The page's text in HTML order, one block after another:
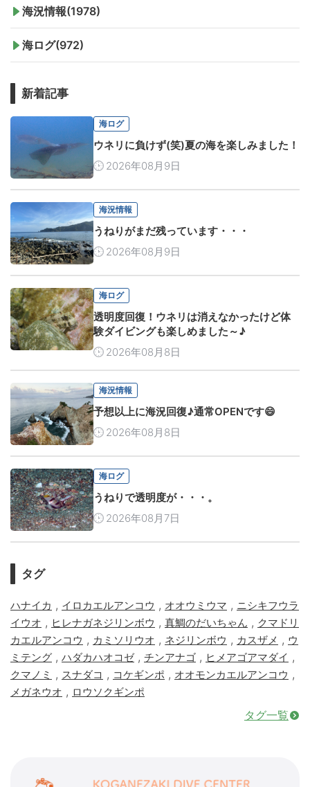
海況情報(1978)
海ログ(972)
新着記事
海ログ
ウネリに負けず(笑)夏の海を楽しみました！
2026年08月9日
海況情報
うねりがまだ残っています・・・
2026年08月9日
海ログ
透明度回復！ウネリは消えなかったけど体
験ダイビングも楽しめました～♪
2026年08月8日
海況情報
予想以上に海況回復♪通常OPENです😄
2026年08月8日
海ログ
うねりで透明度が・・・。
2026年08月7日
タグ
ハナイカ , イロカエルアンコウ , オオウミウマ , ニシキフウラ
イウオ , ヒレナガネジリンボウ , 真鯛のだいちゃん , クマドリ
カエルアンコウ , カミソリウオ , ネジリンボウ , カスザメ , ウ
ミテング , ハダカハオコゼ, チンアナゴ , ヒメアゴアマダイ ,
クマノミ , スナダコ , コケギンポ , オオモンカエルアンコウ ,
メガネウオ , ロウソクギンポ
タグ一覧